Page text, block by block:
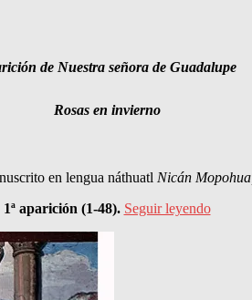
de Nuestra señora de Guadalupe
Rosas en invierno
en lengua náthuatl Nicán Mopohua,
1ª aparición (1-48). Seguir leyendo